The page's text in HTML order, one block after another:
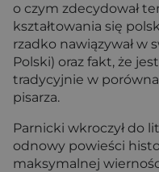
o czym zdecydował
kształtowania się
rzadko nawiązywał w
Polski) oraz fakt, że
tradycyjnie w
pisarza.
Parnicki wkroczył do
odnowy powieści
maksymalnej